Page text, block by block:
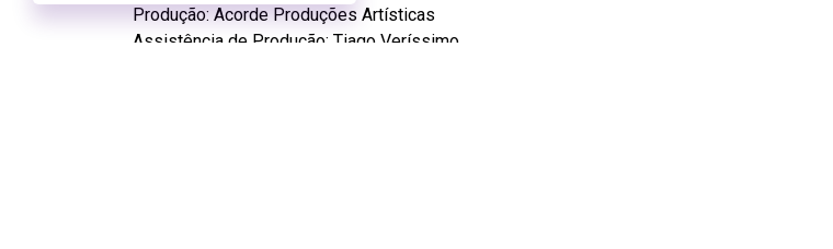
Produção: Acorde Produções Artísticas
Assistência de Produção: Tiago Veríssimo